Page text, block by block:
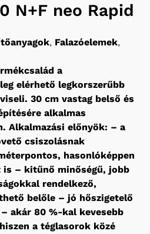
N+F neo Rapid
, Falazóelemek,
a
elérhető legkorszerűbb
30 cm vastag belső és
alkalmas
Alkalmazási előnyök: – a
csiszolásnak
hasonlóképpen
is – kitűnő minőségű, jobb
rendelkező,
belőle – jó hőszigetelő
akár 80 %-kal kevesebb
a téglasorok közé